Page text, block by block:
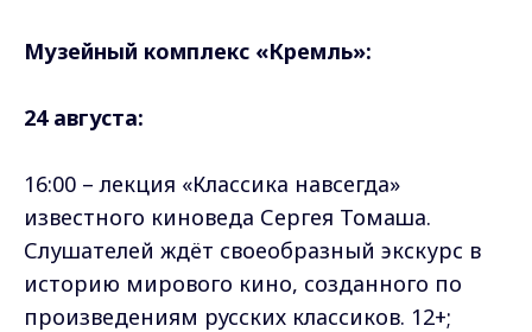
Музейный комплекс «Кремль»:
24 августа:
16:00 – лекция «Классика навсегда»
известного киноведа Сергея Томаша.
Слушателей ждёт своеобразный экскурс в
историю мирового кино, созданного по
произведениям русских классиков. 12+;